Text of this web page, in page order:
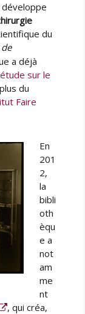
développe
du
a déjà
sur le
du
Faire
En
201
2,
la
bibli
oth
èqu
e a
not
am
me
nt
, qui créa,